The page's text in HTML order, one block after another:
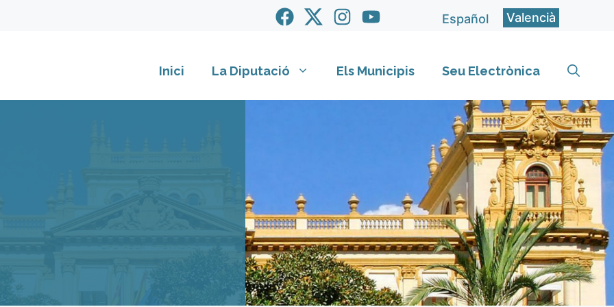
Español Valencià
Inici La Diputació Els Municipis Seu Electrònica